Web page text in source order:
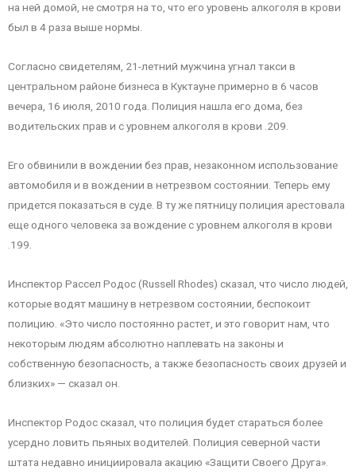
на ней домой, не смотря на то, что его уровень алкоголя в крови
был в 4 раза выше нормы.
Согласно свидетелям, 21-летний мужчина угнал такси в
центральном районе бизнеса в Куктауне примерно в 6 часов
вечера, 16 июля, 2010 года. Полиция нашла его дома, без
водительских прав и с уровнем алкоголя в крови .209.
Его обвинили в вождении без прав, незаконном использование
автомобиля и в вождении в нетрезвом состоянии. Теперь ему
придется показаться в суде. В ту же пятницу полиция арестовала
еще одного человека за вождение с уровнем алкоголя в крови
.199.
Инспектор Рассел Родос (Russell Rhodes) сказал, что число людей,
которые водят машину в нетрезвом состоянии, беспокоит
полицию. «Это число постоянно растет, и это говорит нам, что
некоторым людям абсолютно наплевать на законы и
собственную безопасность, а также безопасность своих друзей и
близких» — сказал он.
Инспектор Родос сказал, что полиция будет стараться более
усердно ловить пьяных водителей. Полиция северной части
штата недавно инициировала акацию «Защити Своего Друга».